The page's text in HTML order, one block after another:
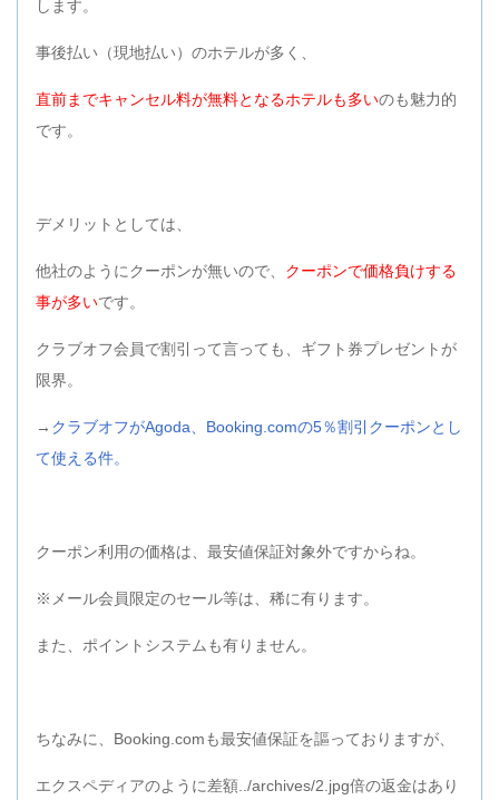
します。
事後払い（現地払い）のホテルが多く、
直前までキャンセル料が無料となるホテルも多いのも魅力的
です。
デメリットとしては、
他社のようにクーポンが無いので、 クーポンで価格負けする
事が多いです。
クラブオフ会員で割引って言っても、ギフト券プレゼントが
限界。
→ クラブオフがAgoda、Booking.comの5％割引クーポンとし
て使える件。
クーポン利用の価格は、最安値保証対象外ですからね。
※メール会員限定のセール等は、稀に有ります。
また、ポイントシステムも有りません。
ちなみに、Booking.comも最安値保証を謳っておりますが、
エクスペディアのように差額../archives/2.jpg倍の返金はあり